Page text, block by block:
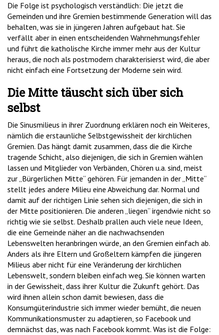
Die Folge ist psychologisch verständlich: Die jetzt die
Gemeinden und ihre Gremien bestimmende Generation will das
behalten, was sie in jüngeren Jahren aufgebaut hat. Sie
verfällt aber in einen entscheidenden Wahrnehmungsfehler
und führt die katholische Kirche immer mehr aus der Kultur
heraus, die noch als postmodern charakterisierst wird, die aber
nicht einfach eine Fortsetzung der Moderne sein wird.
Die Mitte täuscht sich über sich
selbst
Die Sinusmilieus in ihrer Zuordnung erklären noch ein Weiteres,
nämlich die erstaunliche Selbstgewissheit der kirchlichen
Gremien. Das hängt damit zusammen, dass die die Kirche
tragende Schicht, also diejenigen, die sich in Gremien wählen
lassen und Mitglieder von Verbänden, Chören u.a. sind, meist
zur „Bürgerlichen Mitte“ gehören. Für jemanden in der „Mitte“
stellt jedes andere Milieu eine Abweichung dar. Normal und
damit auf der richtigen Linie sehen sich diejenigen, die sich in
der Mitte positionieren. Die anderen „liegen“ irgendwie nicht so
richtig wie sie selbst. Deshalb prallen auch viele neue Ideen,
die eine Gemeinde näher an die nachwachsenden
Lebenswelten heranbringen würde, an den Gremien einfach ab.
Anders als ihre Eltern und Großeltern kämpfen die jüngeren
Milieus aber nicht für eine Veränderung der kirchlichen
Lebenswelt, sondern bleiben einfach weg. Sie können warten
in der Gewissheit, dass ihrer Kultur die Zukunft gehört. Das
wird ihnen allein schon damit bewiesen, dass die
Konsumgüterindustrie sich immer wieder bemüht, die neuen
Kommunikationsmuster zu adaptieren, so Facebook und
demnächst das, was nach Facebook kommt. Was ist die Folge: